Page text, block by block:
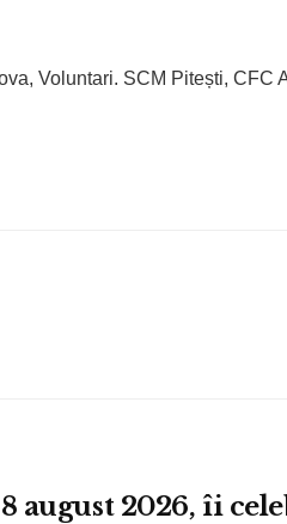
Voluntari. SCM Pitești, CFC
8 august 2026, îi